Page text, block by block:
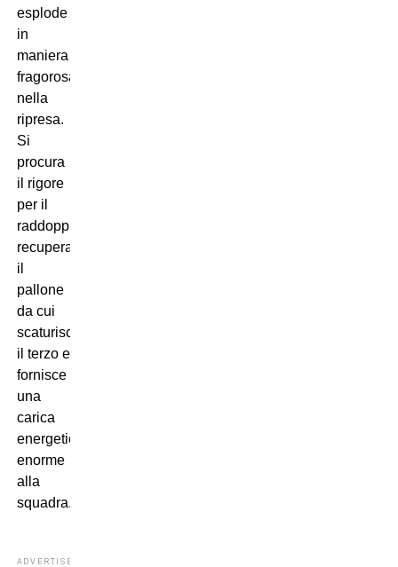
esplode
in
maniera
fragorosa
nella
ripresa.
Si
procura
il rigore
per il
raddoppio,
recupera
il
pallone
da cui
scaturisce
il terzo e
fornisce
una
carica
energetica
enorme
alla
squadra.
ADVERTISEMENT